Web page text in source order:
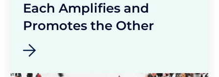
Each Amplifies and
Promotes the Other